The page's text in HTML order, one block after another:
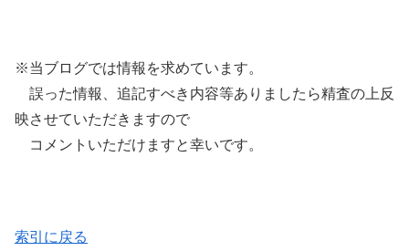
※当ブログでは情報を求めています。
誤った情報、追記すべき内容等ありましたら精査の上反
映させていただきますので
コメントいただけますと幸いです。
索引に戻る